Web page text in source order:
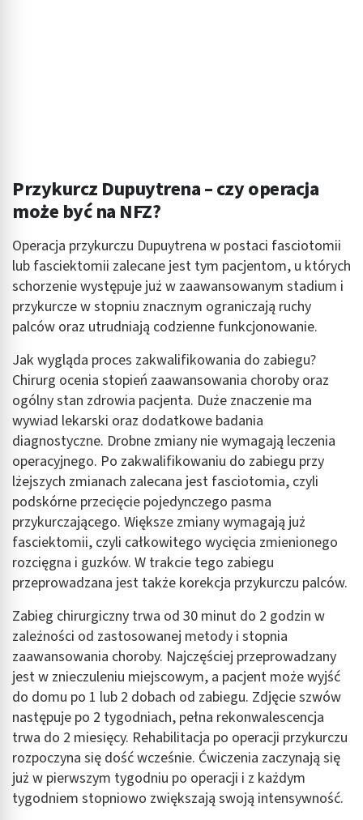
Przykurcz Dupuytrena – czy operacja
może być na NFZ?
Operacja przykurczu Dupuytrena w postaci fasciotomii
lub fasciektomii zalecane jest tym pacjentom, u których
schorzenie występuje już w zaawansowanym stadium i
przykurcze w stopniu znacznym ograniczają ruchy
palców oraz utrudniają codzienne funkcjonowanie.
Jak wygląda proces zakwalifikowania do zabiegu?
Chirurg ocenia stopień zaawansowania choroby oraz
ogólny stan zdrowia pacjenta. Duże znaczenie ma
wywiad lekarski oraz dodatkowe badania
diagnostyczne. Drobne zmiany nie wymagają leczenia
operacyjnego. Po zakwalifikowaniu do zabiegu przy
lżejszych zmianach zalecana jest fasciotomia, czyli
podskórne przecięcie pojedynczego pasma
przykurczającego. Większe zmiany wymagają już
fasciektomii, czyli całkowitego wycięcia zmienionego
rozcięgna i guzków. W trakcie tego zabiegu
przeprowadzana jest także korekcja przykurczu palców.
Zabieg chirurgiczny trwa od 30 minut do 2 godzin w
zależności od zastosowanej metody i stopnia
zaawansowania choroby. Najczęściej przeprowadzany
jest w znieczuleniu miejscowym, a pacjent może wyjść
do domu po 1 lub 2 dobach od zabiegu. Zdjęcie szwów
następuje po 2 tygodniach, pełna rekonwalescencja
trwa do 2 miesięcy. Rehabilitacja po operacji przykurczu
rozpoczyna się dość wcześnie. Ćwiczenia zaczynają się
już w pierwszym tygodniu po operacji i z każdym
tygodniem stopniowo zwiększają swoją intensywność.